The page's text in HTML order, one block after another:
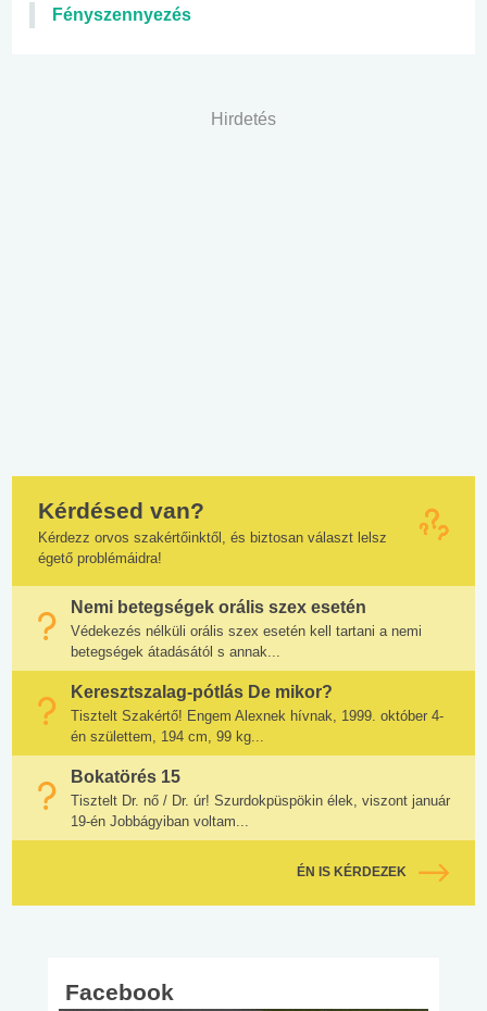
Fényszennyezés
Hirdetés
Kérdésed van?
Kérdezz orvos szakértőinktől, és biztosan választ lelsz
égető problémáidra!
Nemi betegségek orális szex esetén
Védekezés nélküli orális szex esetén kell tartani a nemi
betegségek átadásától s annak...
Keresztszalag-pótlás De mikor?
Tisztelt Szakértő! Engem Alexnek hívnak, 1999. október 4-
én születtem, 194 cm, 99 kg...
Bokatörés 15
Tisztelt Dr. nő / Dr. úr! Szurdokpüspökin élek, viszont január
19-én Jobbágyiban voltam...
ÉN IS KÉRDEZEK
Facebook